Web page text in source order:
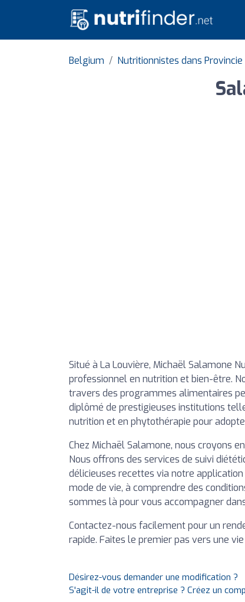
Belgium Nutritionnistes dans Provincie
Situé à La Louvière, Michaël Salamone
professionnel en nutrition et bien-être.
travers des programmes alimentaires
diplômé de prestigieuses institutions
nutrition et en phytothérapie pour
Chez Michaël Salamone, nous croyons
Nous offrons des services de suivi
délicieuses recettes via notre
mode de vie, à comprendre des
sommes là pour vous accompagner
Contactez-nous facilement pour un
rapide. Faites le premier pas vers une
Désirez-vous demander une modification ?
S'agit-il de votre entreprise ? Créez un